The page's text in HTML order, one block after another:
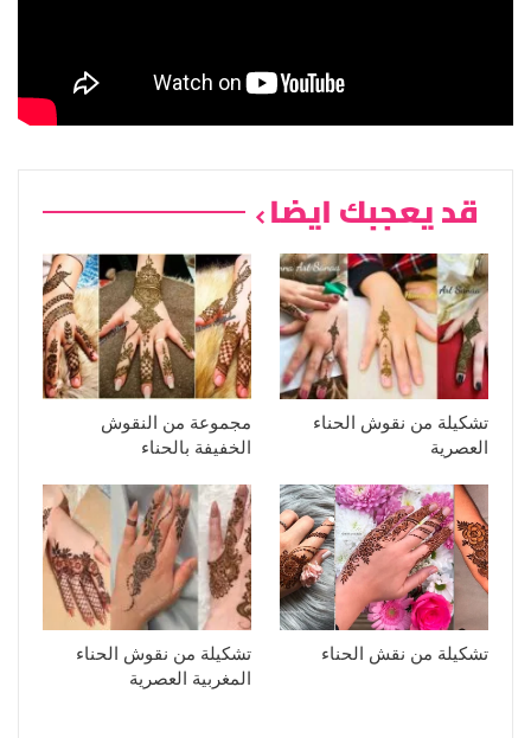
قد يعجبك ايضا
تشكيلة من نقوش الحناء
العصرية
مجموعة من النقوش
الخفيفة بالحناء
تشكيلة من نقش الحناء
تشكيلة من نقوش الحناء
المغربية العصرية